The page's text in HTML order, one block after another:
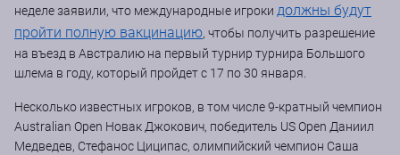
неделе заявили, что международные игроки должны будут
пройти полную вакцинацию, чтобы получить разрешение
на въезд в Австралию на первый турнир турнира Большого
шлема в году, который пройдет с 17 по 30 января.
Несколько известных игроков, в том числе 9-кратный чемпион
Australian Open Новак Джокович, победитель US Open Даниил
Медведев, Стефанос Циципас, олимпийский чемпион Саша